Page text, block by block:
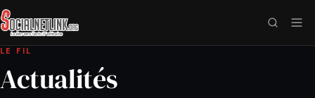
LE FIL
Actualités